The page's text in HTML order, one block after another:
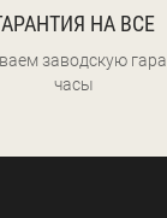
НА ВСЕ
заводскую
часы